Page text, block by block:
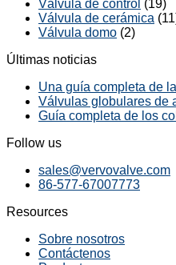
Válvula de control (19)
Válvula de cerámica
Válvula domo (2)
Últimas noticias
Una guía completa de
Válvulas globulares de
Guía completa de los
Follow us
sales@vervovalve.com
86-577-67007773
Resources
Sobre nosotros
Contáctenos